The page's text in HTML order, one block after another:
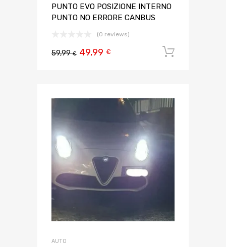
PUNTO EVO POSIZIONE INTERNO
PUNTO NO ERRORE CANBUS
(0 reviews)
59,99€ 49,99 €
AUTO